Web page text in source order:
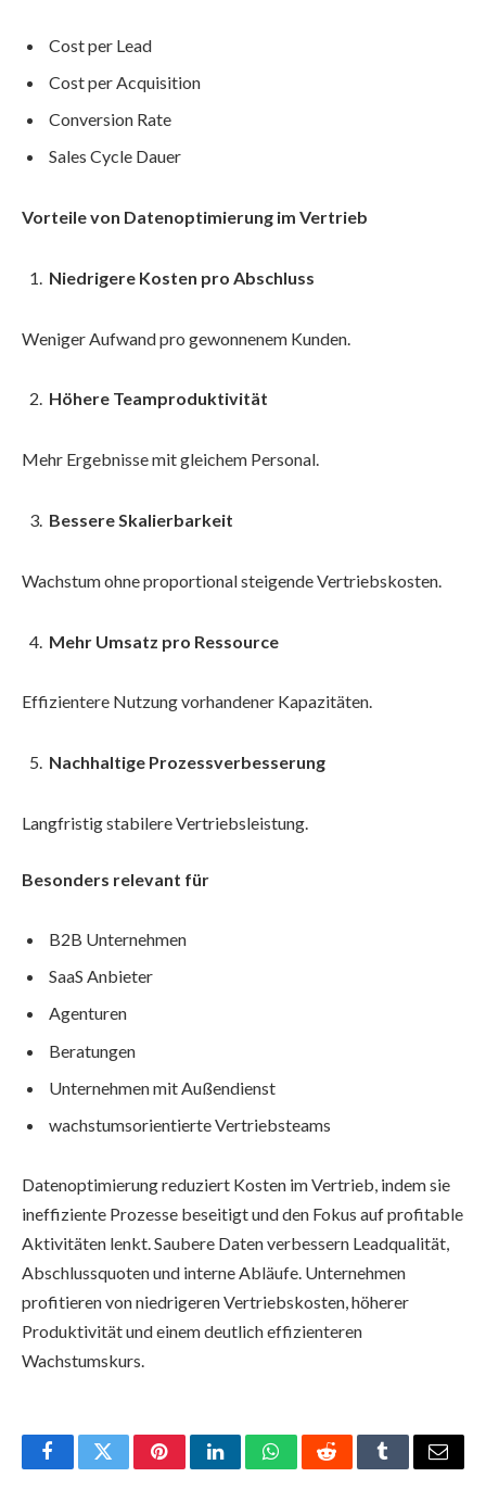
Cost per Lead
Cost per Acquisition
Conversion Rate
Sales Cycle Dauer
Vorteile von Datenoptimierung im Vertrieb
Niedrigere Kosten pro Abschluss
Weniger Aufwand pro gewonnenem Kunden.
Höhere Teamproduktivität
Mehr Ergebnisse mit gleichem Personal.
Bessere Skalierbarkeit
Wachstum ohne proportional steigende Vertriebskosten.
Mehr Umsatz pro Ressource
Effizientere Nutzung vorhandener Kapazitäten.
Nachhaltige Prozessverbesserung
Langfristig stabilere Vertriebsleistung.
Besonders relevant für
B2B Unternehmen
SaaS Anbieter
Agenturen
Beratungen
Unternehmen mit Außendienst
wachstumsorientierte Vertriebsteams
Datenoptimierung reduziert Kosten im Vertrieb, indem sie
ineffiziente Prozesse beseitigt und den Fokus auf profitable
Aktivitäten lenkt. Saubere Daten verbessern Leadqualität,
Abschlussquoten und interne Abläufe. Unternehmen
profitieren von niedrigeren Vertriebskosten, höherer
Produktivität und einem deutlich effizienteren
Wachstumskurs.
FacebookTwitterPinterestLinkedInWhatsAppRedditTumblrEmail